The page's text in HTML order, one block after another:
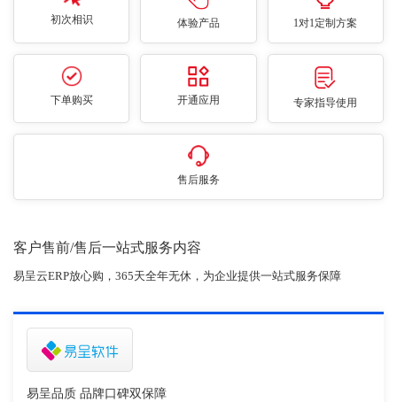
初次相识 体验产品 1对1定制方案
下单购买 开通应用 专家指导使用
售后服务
客户售前/售后一站式服务内容
易呈云ERP放心购，365天全年无休，为企业提供一站式服务保障
易呈品质 品牌口碑双保障